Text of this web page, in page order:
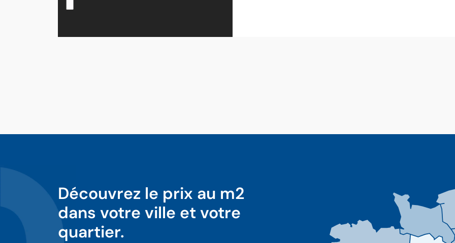
Découvrez le prix au m2
dans votre ville et votre
quartier.